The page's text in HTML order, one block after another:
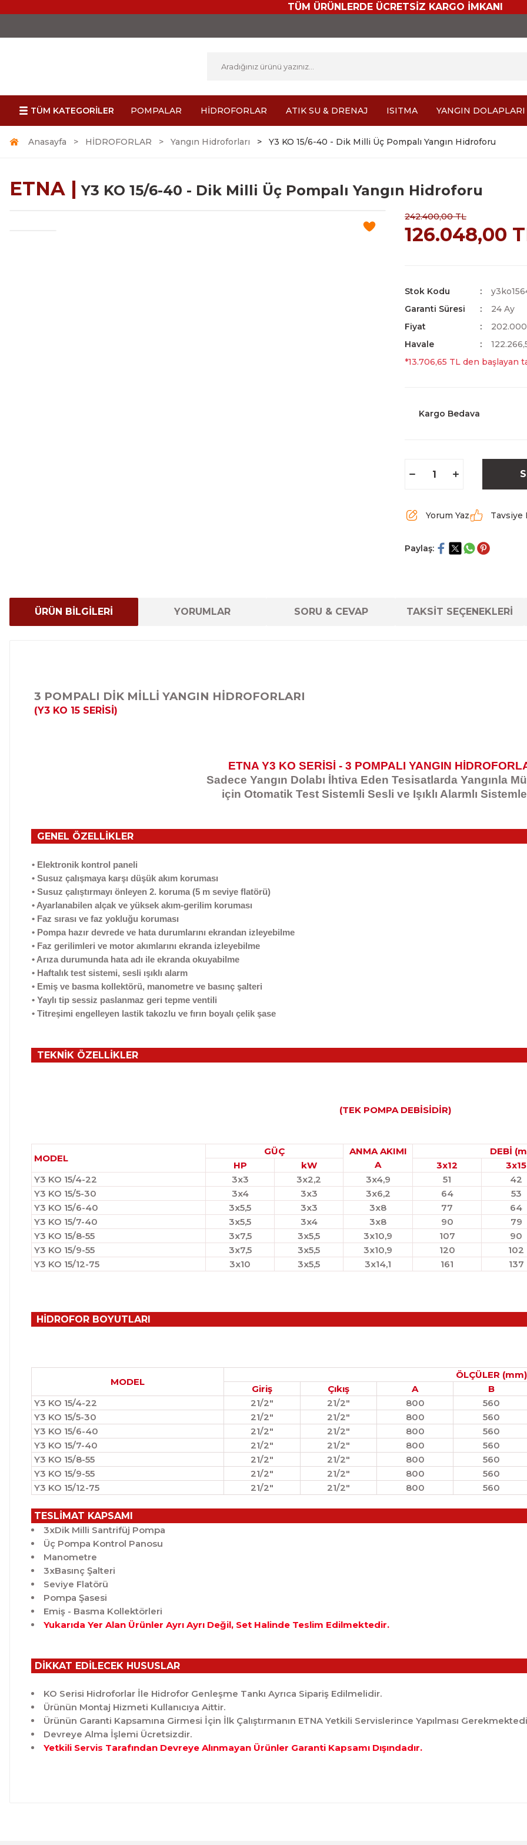
TÜM ÜRÜNLERDE ÜCRETSİZ KARGO İMKANI
TÜM KATEGORİLER POMPALAR HİDROFORLAR ATIK SU & DRENAJ ISITMA YANGIN DOLAPLARI
Anasayfa HİDROFORLAR Yangın Hidroforları Y3 KO 15/6-40 - Dik Milli Üç Pompalı Yangın Hidroforu
ETNA | Y3 KO 15/6-40 - Dik Milli Üç Pompalı Yangın Hidroforu
242.400,00 TL
126.048,00
Stok Kodu
Garanti Süresi
24 Ay
Fiyat
Havale
*13.706,65 TL den başlayan
Kargo Bedava
Yorum Yaz Tavsiye
Paylaş:
ÜRÜN BİLGİLERİ YORUMLAR SORU & CEVAP TAKSİT SEÇENEKLERİ
3 POMPALI DİK MİLLİ YANGIN HİDROFORLARI
(Y3 KO 15 SERİSİ)
ETNA Y3 KO SERİSİ - 3 POMPALI YANGIN
Sadece Yangın Dolabı İhtiva Eden Tesisatlarda Yangınla
için Otomatik Test Sistemli Sesli ve Işıklı Alarmlı
GENEL ÖZELLİKLER
• Elektronik kontrol paneli
• Susuz çalışmaya karşı düşük akım koruması
• Susuz çalıştırmayı önleyen 2. koruma (5 m seviye flatörü)
• Ayarlanabilen alçak ve yüksek akım-gerilim koruması
• Faz sırası ve faz yokluğu koruması
• Pompa hazır devrede ve hata durumlarını ekrandan izleyebilme
• Faz gerilimleri ve motor akımlarını ekranda izleyebilme
• Arıza durumunda hata adı ile ekranda okuyabilme
• Haftalık test sistemi, sesli ışıklı alarm
• Emiş ve basma kollektörü, manometre ve basınç şalteri
• Yaylı tip sessiz paslanmaz geri tepme ventili
• Titreşimi engelleyen lastik takozlu ve fırın boyalı çelik şase
TEKNİK ÖZELLİKLER
(TEK POMPA DEBİSİDİR)
MODEL
GÜÇ
ANMA AKIMI
A
DEBİ
HP kW 3x12 3x15
Y3 KO 15/4-22
3x3 3x2,2 3x4,9 51 42
Y3 KO 15/5-30
3x4 3x3 3x6,2 64 53
Y3 KO 15/6-40
3x5,5 3x3 3x8 77 64
Y3 KO 15/7-40
3x5,5 3x4 3x8 90 79
Y3 KO 15/8-55
3x7,5 3x5,5 3x10,9 107 90
Y3 KO 15/9-55
3x7,5 3x5,5 3x10,9 120 102
Y3 KO 15/12-75
3x10 3x5,5 3x14,1 161 137
HİDROFOR BOYUTLARI
MODEL
ÖLÇÜLER (mm)
Giriş
Çıkış A B
Y3 KO 15/4-22
21/2" 21/2" 800 560
Y3 KO 15/5-30
21/2" 21/2" 800 560
Y3 KO 15/6-40
21/2" 21/2" 800 560
Y3 KO 15/7-40
21/2" 21/2" 800 560
Y3 KO 15/8-55
21/2" 21/2" 800 560
Y3 KO 15/9-55
21/2" 21/2" 800 560
Y3 KO 15/12-75
21/2" 21/2" 800 560
TESLİMAT KAPSAMI
3xDik Milli Santrifüj Pompa
Üç Pompa Kontrol Panosu
Manometre
3xBasınç Şalteri
Seviye Flatörü
Pompa Şasesi
Emiş - Basma Kollektörleri
Yukarıda Yer Alan Ürünler Ayrı Ayrı Değil, Set Halinde Teslim Edilmektedir.
DİKKAT EDİLECEK HUSUSLAR
KO Serisi Hidroforlar İle Hidrofor Genleşme Tankı Ayrıca Sipariş Edilmelidir.
Ürünün Montaj Hizmeti Kullanıcıya Aittir.
Ürünün Garanti Kapsamına Girmesi İçin İlk Çalıştırmanın ETNA Yetkili Servislerince Yapılması
Devreye Alma İşlemi Ücretsizdir.
Yetkili Servis Tarafından Devreye Alınmayan Ürünler Garanti Kapsamı Dışındadır.